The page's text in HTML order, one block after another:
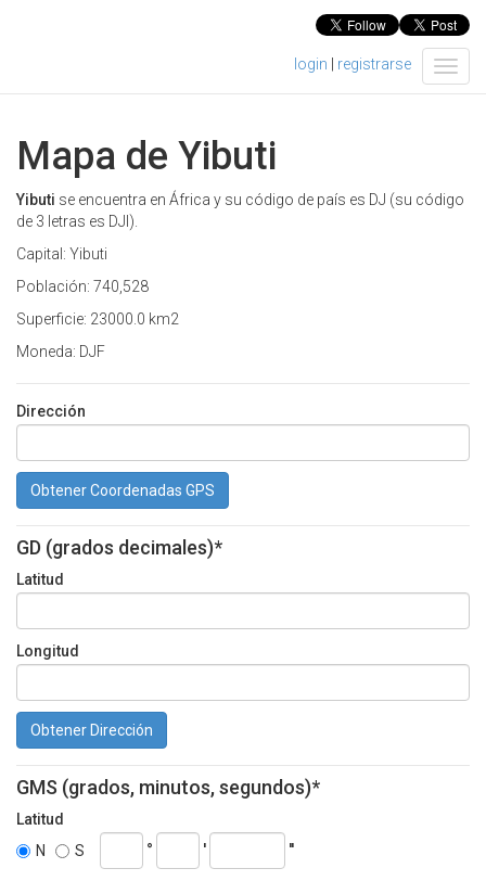
T
o
n
login registrarse
Mapa de Yibuti
Yibuti se encuentra en África y su código de país es DJ (su código
de 3 letras es DJI).
Capital: Yibuti
Población: 740,528
Superficie: 23000.0 km2
Moneda: DJF
Dirección
Obtener Coordenadas GPS
GD (grados decimales)*
Latitud
Longitud
Obtener Dirección
GMS (grados, minutos, segundos)*
Latitud
N
S ° ' ''